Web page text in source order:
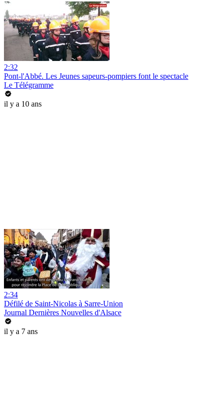
2:32
Pont-l'Abbé. Les Jeunes sapeurs-pompiers font le spectacle
Le Télégramme
il y a 10 ans
2:34
Défilé de Saint-Nicolas à Sarre-Union
Journal Dernières Nouvelles d'Alsace
il y a 7 ans